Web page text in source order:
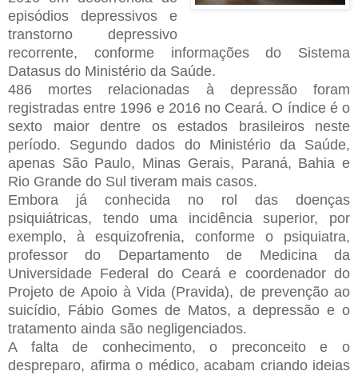
episódios depressivos e
transtorno depressivo
recorrente, conforme informações do Sistema
Datasus do Ministério da Saúde.
486 mortes relacionadas à depressão foram
registradas entre 1996 e 2016 no Ceará. O índice é o
sexto maior dentre os estados brasileiros neste
período. Segundo dados do Ministério da Saúde,
apenas São Paulo, Minas Gerais, Paraná, Bahia e
Rio Grande do Sul tiveram mais casos.
Embora já conhecida no rol das doenças
psiquiátricas, tendo uma incidência superior, por
exemplo, à esquizofrenia, conforme o psiquiatra,
professor do Departamento de Medicina da
Universidade Federal do Ceará e coordenador do
Projeto de Apoio à Vida (Pravida), de prevenção ao
suicídio, Fábio Gomes de Matos, a depressão e o
tratamento ainda são negligenciados.
A falta de conhecimento, o preconceito e o
despreparo, afirma o médico, acabam criando ideias